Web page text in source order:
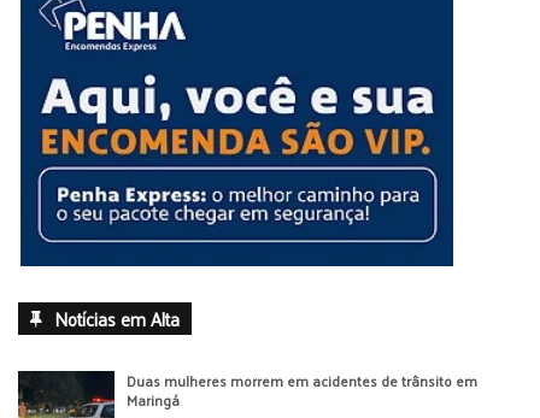
Notícias em Alta
Duas mulheres morrem em acidentes de trânsito em
Maringá